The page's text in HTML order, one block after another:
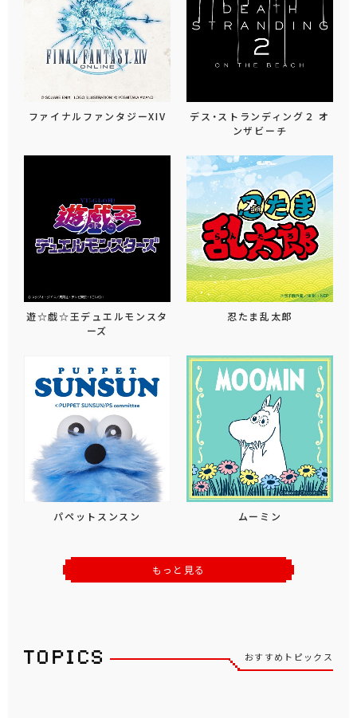
ファイナルファンタジーXIV
デス・ストランディング２ オ
ンザビーチ
遊☆戯☆王デュエルモンスタ
ーズ
忍たま乱太郎
パペットスンスン ムーミン
もっと見る
おすすめトピックス